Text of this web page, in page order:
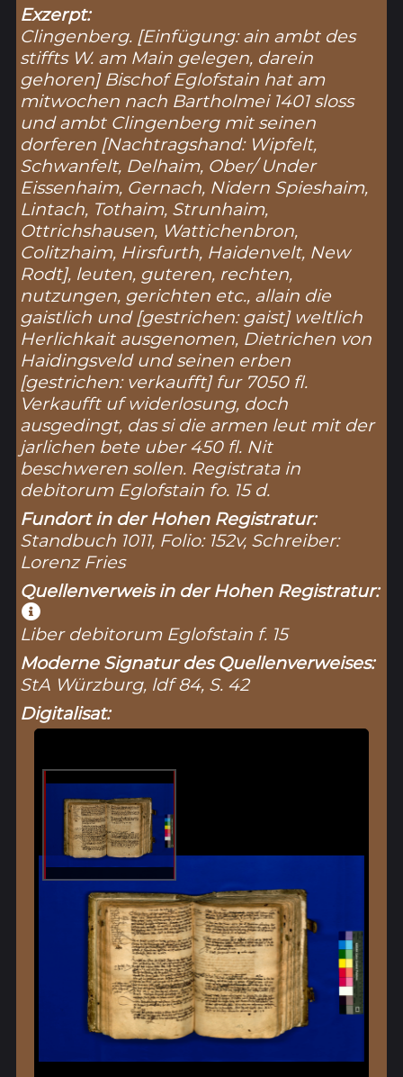
Exzerpt:
Clingenberg. [Einfügung: ain ambt des
stiffts W. am Main gelegen, darein
gehoren] Bischof Eglofstain hat am
mitwochen nach Bartholmei 1401 sloss
und ambt Clingenberg mit seinen
dorferen [Nachtragshand: Wipfelt,
Schwanfelt, Delhaim, Ober/ Under
Eissenhaim, Gernach, Nidern Spieshaim,
Lintach, Tothaim, Strunhaim,
Ottrichshausen, Wattichenbron,
Colitzhaim, Hirsfurth, Haidenvelt, New
Rodt], leuten, guteren, rechten,
nutzungen, gerichten etc., allain die
gaistlich und [gestrichen: gaist] weltlich
Herlichkait ausgenomen, Dietrichen von
Haidingsveld und seinen erben
[gestrichen: verkaufft] fur 7050 fl.
Verkaufft uf widerlosung, doch
ausgedingt, das si die armen leut mit der
jarlichen bete uber 450 fl. Nit
beschweren sollen. Registrata in
debitorum Eglofstain fo. 15 d.
Fundort in der Hohen Registratur:
Standbuch 1011, Folio: 152v, Schreiber:
Lorenz Fries
Quellenverweis in der Hohen Registratur:
Liber debitorum Eglofstain f. 15
Moderne Signatur des Quellenverweises:
StA Würzburg, ldf 84, S. 42
Digitalisat: